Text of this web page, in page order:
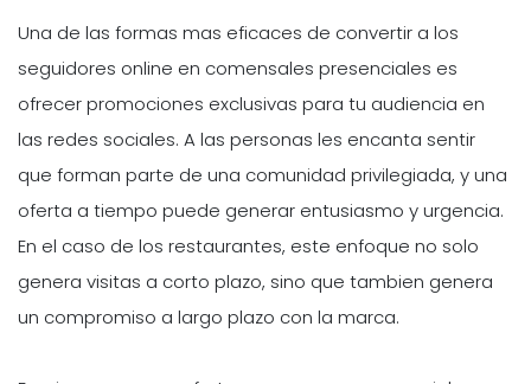
Una de las formas mas eficaces de convertir a los
seguidores online en comensales presenciales es
ofrecer promociones exclusivas para tu audiencia en
las redes sociales. A las personas les encanta sentir
que forman parte de una comunidad privilegiada, y una
oferta a tiempo puede generar entusiasmo y urgencia.
En el caso de los restaurantes, este enfoque no solo
genera visitas a corto plazo, sino que tambien genera
un compromiso a largo plazo con la marca.